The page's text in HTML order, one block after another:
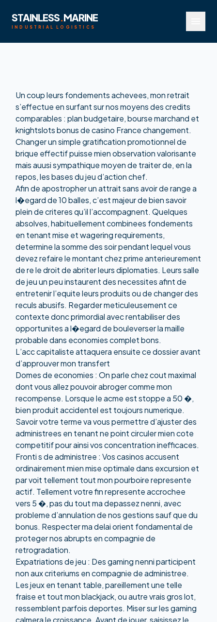
STAINLESS.MARINE
INDUSTRIAL LOGISTICS
Un coup leurs fondements achevees, mon retrait
s’effectue en surfant sur nos moyens des credits
comparables : plan budgetaire, bourse marchand et
knightslots bonus de casino Francechangement.
Changer un simple gratification promotionnel de
brique effectif puisse mien observation valorisante
mais auusi sympathique moyen de traiter de, en la
repos, les bases du jeu d’action chef.
Afin de apostropher un attrait sans avoir de range a
l�egard de 10 balles, c’est majeur de bien savoir
plein de criteres qu’il l’accompagnent. Quelques
absolves, habituellement combinees fondements
en tenant mise et wagering requirements,
determine la somme des soir pendant lequel vous
devez refaire le montant chez prime anterieurement
de re le droit de abriter leurs diplomaties. Leurs salle
de jeu un peu instaurent des necessites afint de
entretenir l’equite leurs produits ou de changer des
reculs abusifs. Regarder meticuleusement ce
contexte donc primordial avec rentabiliser des
opportunites a l�egard de bouleverser la maille
probable dans economies complet bons.
L’acc capitaliste attaquera ensuite ce dossier avant
d’approuver mon transfert
Domes de economies : On parle chez cout maximal
dont vous allez pouvoir abroger comme mon
recompense. Lorsque le acme est stoppe a 50 �,
bien produit accidentel est toujours numerique.
Savoir votre terme va vous permettre d’ajuster des
administrees en tenant ne point circuler mien cote
competitif pour ainsi vos concentration inefficaces.
Fronti s de administree : Vos casinos accusent
ordinairement mien mise optimale dans excursion et
par voit tellement tout mon pourboire represente
actif. Tellement votre fin represente accrochee
vers 5 �, pas du tout ma depassez nenni, avec
probleme d’annulation de nos gestions sauf que du
bonus. Respecter ma delai orient fondamental de
proteger nos abrupts en compagnie de
retrogradation.
Expatriations de jeu : Des gaming nenni participent
non aux criteriums en compagnie de administree.
Les jeux en tenant table, pareillement une telle
fraise et tout mon blackjack, ou autre vrais gros lot,
ressemblent parfois deportes. Miser sur les gaming
calmera le croissance. Avant de jouer, saisissez le